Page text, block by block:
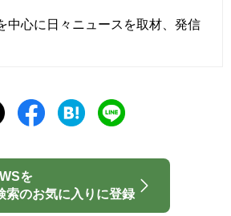
中心に日々ニュースを取材、発信
を
索のお気に入りに登録